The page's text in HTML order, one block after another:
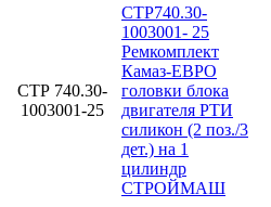
СТР 740.30-
1003001-25
СТР740.30-
1003001- 25
Ремкомплект
Камаз-ЕВРО
головки блока
двигателя РТИ
силикон (2 поз./3
дет.) на 1
цилиндр
СТРОЙМАШ